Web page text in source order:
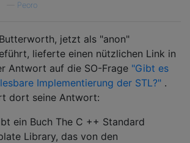
Peoro
jetzt als "anon"
lieferte einen nützlichen Link in
Antwort auf die SO-Frage "Gibt es
Implementierung der STL?" .
dort seine Antwort:
ein Buch The C ++ Standard
Library, das von den